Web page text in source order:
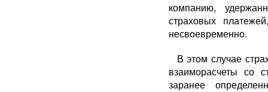
компанию,
страховых
несвоевременно.
В этом случае
взаиморасчеты со
заранее